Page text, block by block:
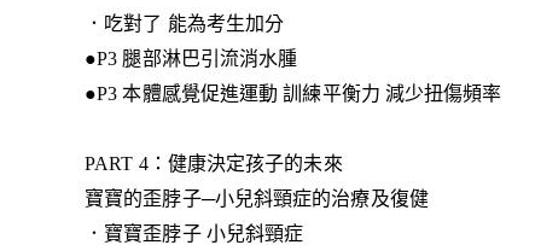
．吃對了 能為考生加分
●P3 腿部淋巴引流消水腫
●P3 本體感覺促進運動 訓練平衡力 減少扭傷頻率
PART 4：健康決定孩子的未來
寶寶的歪脖子─小兒斜頸症的治療及復健
．寶寶歪脖子 小兒斜頸症